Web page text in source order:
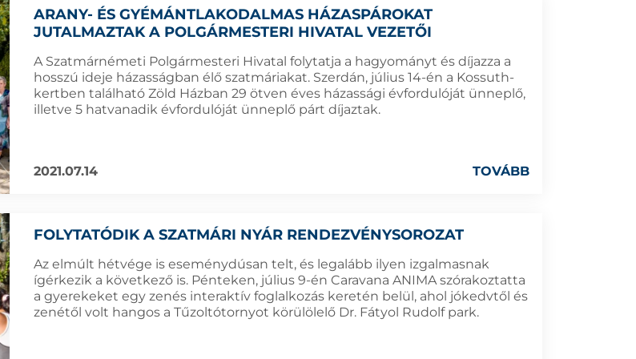
ARANY- ÉS GYÉMÁNTLAKODALMAS HÁZASPÁROKAT
JUTALMAZTAK A POLGÁRMESTERI HIVATAL VEZETŐI
A Szatmárnémeti Polgármesteri Hivatal folytatja a hagyományt és díjazza a
hosszú ideje házasságban élő szatmáriakat. Szerdán, július 14-én a Kossuth-
kertben található Zöld Házban 29 ötven éves házassági évfordulóját ünneplő,
illetve 5 hatvanadik évfordulóját ünneplő párt díjaztak.
2021.07.14 TOVÁBB
FOLYTATÓDIK A SZATMÁRI NYÁR RENDEZVÉNYSOROZAT
Az elmúlt hétvége is eseménydúsan telt, és legalább ilyen izgalmasnak
ígérkezik a következő is. Pénteken, július 9-én Caravana ANIMA szórakoztatta
a gyerekeket egy zenés interaktív foglalkozás keretén belül, ahol jókedvtől és
zenétől volt hangos a Tűzoltótornyot körülölelő Dr. Fátyol Rudolf park.